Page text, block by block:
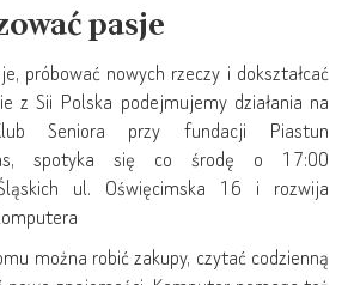
pasje
próbować nowych rzeczy i dokształcać
z Sii Polska podejmujemy działania na
Seniora przy fundacji Piastun
spotyka się co środę o 17:00
ul. Oświęcimska 16 i rozwija
można robić zakupy, czytać codzienną